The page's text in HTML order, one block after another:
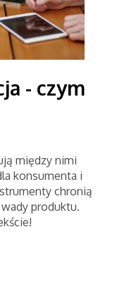
- czym
między nimi
konsumenta i
chronią
produktu.